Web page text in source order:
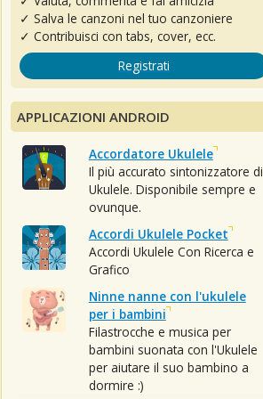
✓ Salva le canzoni nel tuo canzoniere
✓ Contribuisci con tabs, cover, ecc.
Registrati
APPLICAZIONI ANDROID
Accordatore Ukulele
Il più accurato sintonizzatore di
Ukulele. Disponibile sempre e
ovunque.
Accordi Ukulele Pocket
Accordi Ukulele Con Ricerca e
Grafico
Ninne nanne con l'ukulele
per i bambini
Filastrocche e musica per
bambini suonata con l'Ukulele
per aiutare il suo bambino a
dormire :)